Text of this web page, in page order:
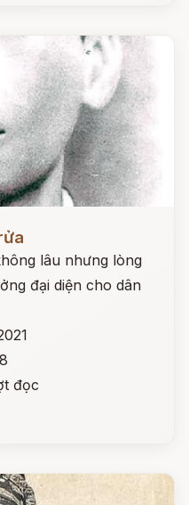
lâu nhưng lòng
đại diện cho dân
đọc